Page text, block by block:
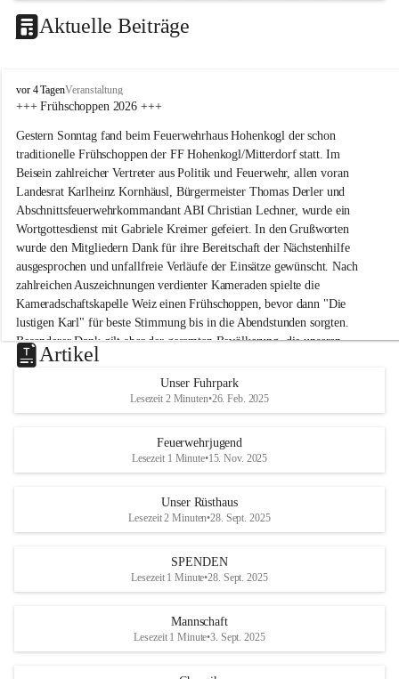
Aktuelle Beiträge
F
F
o
h
e
n
k
o
g
l
-
M
i
t
t
e
r
r
vor 4 TagenVeranstaltung
+++ Frühschoppen 2026 +++
Gestern Sonntag fand beim Feuerwehrhaus Hohenkogl der schon
traditionelle Frühschoppen der FF Hohenkogl/Mitterdorf statt. Im
Beisein zahlreicher Vertreter aus Politik und Feuerwehr, allen voran
Landesrat Karlheinz Kornhäusl, Bürgermeister Thomas Derler und
Abschnittsfeuerwehrkommandant ABI Christian Lechner, wurde ein
Wortgottesdienst mit Gabriele Kreimer gefeiert. In den Grußworten
wurde den Mitgliedern Dank für ihre Bereitschaft der Nächstenhilfe
ausgesprochen und unfallfreie Verläufe der Einsätze gewünscht. Nach
zahlreichen Auszeichnungen verdienter Kameraden spielte die
Kameradschaftskapelle Weiz einen Frühschoppen, bevor dann "Die
lustigen Karl" für beste Stimmung bis in die Abendstunden sorgten.
Besonderer Dank gilt aber der gesamten Bevölkerung, die unseren
Frühschoppen trotz hochsommerlichen Temperaturen besuchte. Der
Reinerlös des Festes kommt natürlich wieder der Verbesserung der
Ausrüstung und somit der Einsatzbereitschaft der FF
Hohenkogl/Mitterdorf zugute!
HERZLICHEN DANK FÜR IHREN BESUCH!
Artikel
Unser Fuhrpark
Lesezeit 2 Minuten•26. Feb. 2025
Feuerwehrjugend
Lesezeit 1 Minute•15. Nov. 2025
Unser Rüsthaus
Lesezeit 2 Minuten•28. Sept. 2025
SPENDEN
Lesezeit 1 Minute•28. Sept. 2025
Mannschaft
Lesezeit 1 Minute•3. Sept. 2025